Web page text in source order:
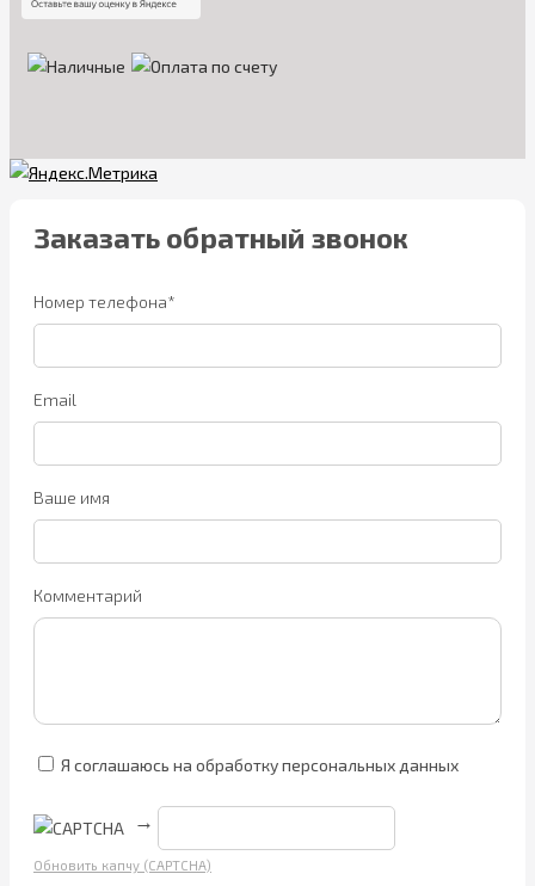
Заказать обратный звонок
Номер телефона*
Email
Ваше имя
Комментарий
Я соглашаюсь на обработку персональных данных
→
Обновить капчу (CAPTCHA)